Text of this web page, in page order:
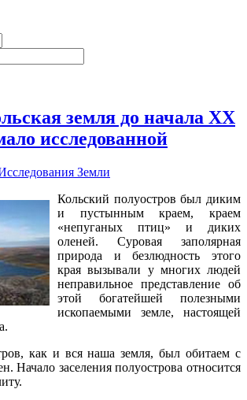
земля до начала XX
исследованной
Земли
Кольский полуостров был диким
и пустынным краем, краем
«непуганых птиц» и диких
оленей. Суровая заполярная
природа и безлюдность этого
края вызывали у многих людей
неправильное представление об
этой богатейшей полезными
ископаемыми земле, настоящей
как и вся наша земля, был обитаем с
Начало заселения полуострова относится